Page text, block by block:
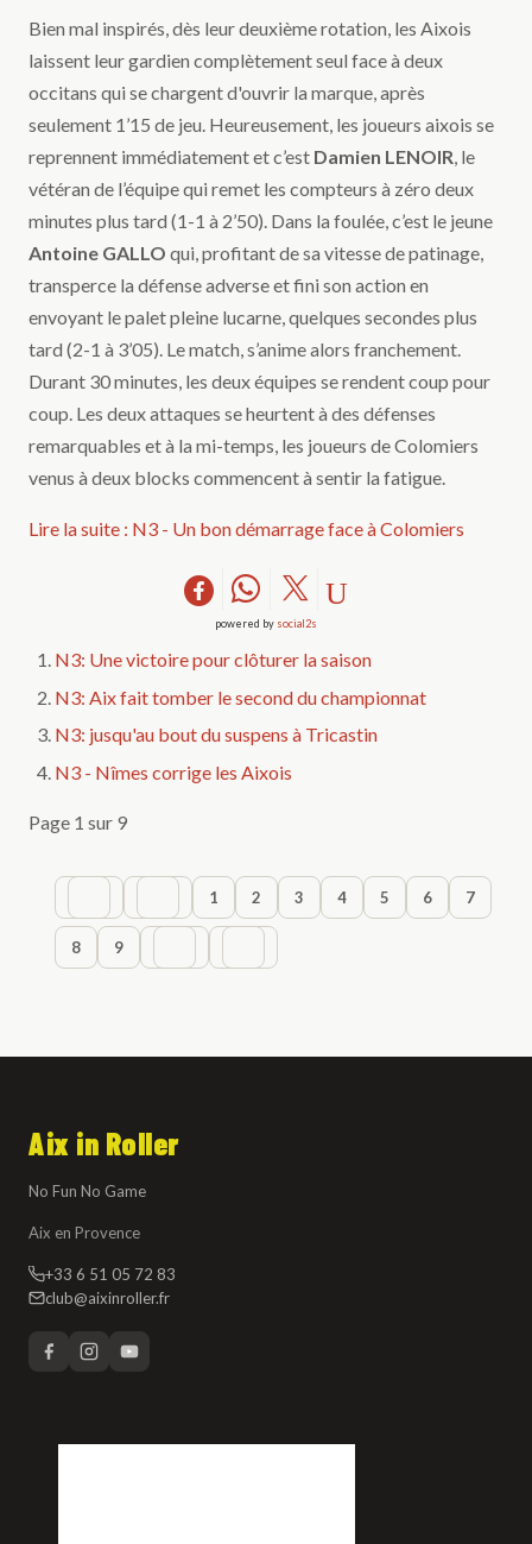
Bien mal inspirés, dès leur deuxième rotation, les Aixois
laissent leur gardien complètement seul face à deux
occitans qui se chargent d'ouvrir la marque, après
seulement 1’15 de jeu. Heureusement, les joueurs aixois se
reprennent immédiatement et c’est Damien LENOIR, le
vétéran de l’équipe qui remet les compteurs à zéro deux
minutes plus tard (1-1 à 2’50). Dans la foulée, c’est le jeune
Antoine GALLO qui, profitant de sa vitesse de patinage,
transperce la défense adverse et fini son action en
envoyant le palet pleine lucarne, quelques secondes plus
tard (2-1 à 3’05). Le match, s’anime alors franchement.
Durant 30 minutes, les deux équipes se rendent coup pour
coup. Les deux attaques se heurtent à des défenses
remarquables et à la mi-temps, les joueurs de Colomiers
venus à deux blocks commencent à sentir la fatigue.
Lire la suite : N3 - Un bon démarrage face à Colomiers
powered by social2s
N3: Une victoire pour clôturer la saison
N3: Aix fait tomber le second du championnat
N3: jusqu'au bout du suspens à Tricastin
N3 - Nîmes corrige les Aixois
Page 1 sur 9
1 2 3 4 5 6 7
8 9
Aix in Roller
No Fun No Game
Aix en Provence
+33 6 51 05 72 83
club@aixinroller.fr